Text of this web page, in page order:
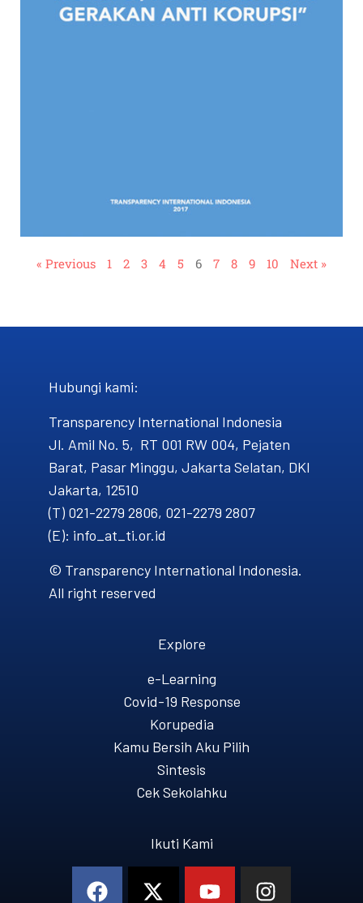
« Previous 1 2 3 4 5 6 7 8 9 10 Next »
Hubungi kami​:
Transparency International Indonesia
Jl. Amil No. 5, RT 001 RW 004, Pejaten
Barat, Pasar Minggu, Jakarta Selatan, DKI
Jakarta, 12510
(T) 021-2279 2806, 021-2279 2807
(E): info_at_ti.or.id
© Transparency International Indonesia.
All right reserved
Explore
e-Learning
Covid-19 Response
Korupedia
Kamu Bersih Aku Pilih
Sintesis
Cek Sekolahku
Ikuti Kami